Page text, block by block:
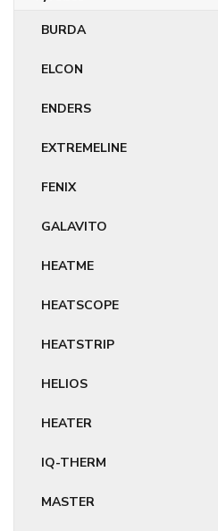
BURDA
ELCON
ENDERS
EXTREMELINE
FENIX
GALAVITO
HEATME
HEATSCOPE
HEATSTRIP
HELIOS
HEATER
IQ-THERM
MASTER